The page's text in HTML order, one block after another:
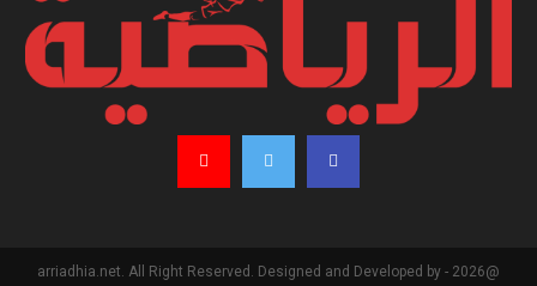
@2026 - arriadhia.net. All Right Reserved. Designed and Developed by